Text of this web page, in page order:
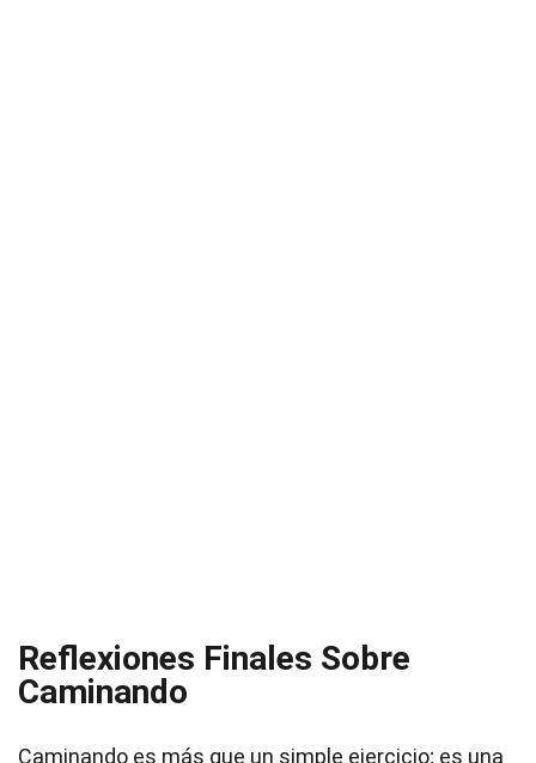
Reflexiones Finales Sobre
Caminando
Caminando es más que un simple ejercicio; es una